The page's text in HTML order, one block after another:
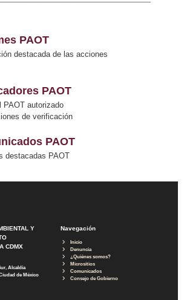
PAOT
destacada de las acciones
PAOT
PAOT autorizado
de verificación
PAOT
destacadas PAOT
Y
CDMX
Alcaldía
de México
Navegación
Inicio
Denuncia
¿Quiénes somos?
Micrositios
Comunicados
Consejo de Gobierno